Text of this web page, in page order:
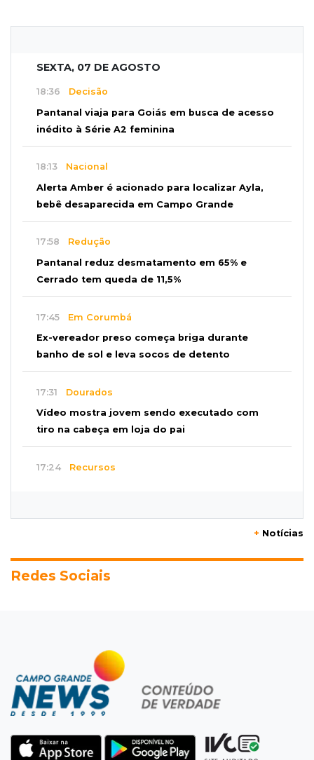
SEXTA, 07 DE AGOSTO
18:36 Decisão
Pantanal viaja para Goiás em busca de acesso
inédito à Série A2 feminina
18:13 Nacional
Alerta Amber é acionado para localizar Ayla,
bebê desaparecida em Campo Grande
17:58 Redução
Pantanal reduz desmatamento em 65% e
Cerrado tem queda de 11,5%
17:45 Em Corumbá
Ex-vereador preso começa briga durante
banho de sol e leva socos de detento
17:31 Dourados
Vídeo mostra jovem sendo executado com
tiro na cabeça em loja do pai
17:24 Recursos
Pai de bebê desaparecida vai à polícia e nega
ser membro de facção
motorista bêbado e sem CNH
17:01 Transferidos
Mandantes de mortes em guerra de facções
+ Notícias
Redes Sociais